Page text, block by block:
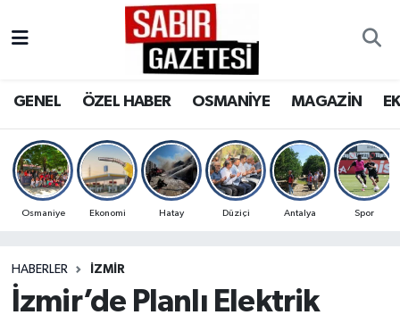
GENEL ÖZEL HABER OSMANİYE MAGAZİN
Osmaniye Ekonomi Hatay Düziçi Antalya Spor
HABERLER İZMIR
İzmir’de Planlı Elektrik
OSMANİYE
MAGAZİN
SPOR
Osmaniye Nöbetçi Eczaneler
Osmaniye Trafik Yoğunluk Haritası
Süper Lig Puan Durumu ve Fikstür
Son Dakika Haberleri